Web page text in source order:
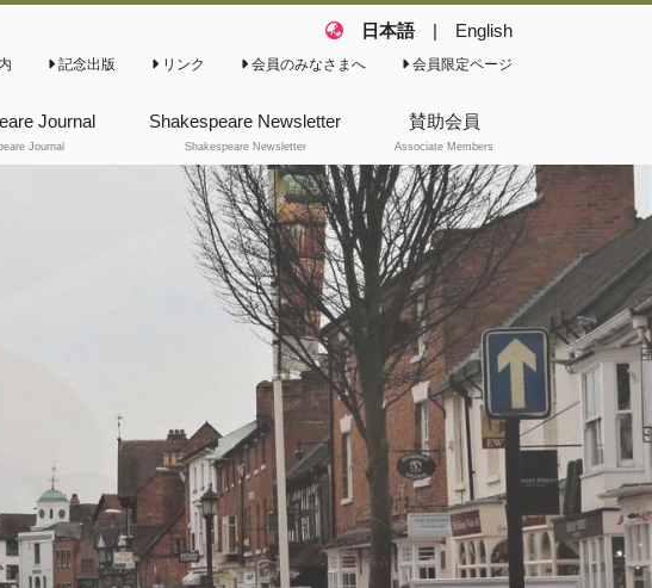
記念出版 リンク 会員のみなさまへ 会員限定ページ
日本語 | English
Journal
Journal
Shakespeare Newsletter
Shakespeare Newsletter
これまでのShakespeare
Newsletter(会報)
これまでのShakespeare
賛助会員
Associate Members